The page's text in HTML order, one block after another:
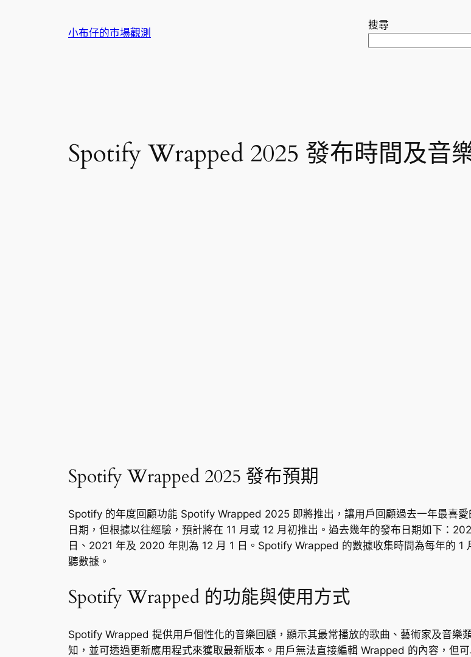
小布仔的市場觀測
搜尋
Spotify Wrapped 2025 發布時間及音
Spotify Wrapped 2025 發布預期
Spotify 的年度回顧功能 Spotify Wrapped 2025 即將推出，讓用戶回顧過去一年最喜
日期，但根據以往經驗，預計將在 11 月或 12 月初推出。過去幾年的發布日期如下：
日、2021 年及 2020 年則為 12 月 1 日。Spotify Wrapped 的數據收集時間為每年的 1
聽數據。
Spotify Wrapped 的功能與使用方式
Spotify Wrapped 提供用戶個性化的音樂回顧，顯示其最常播放的歌曲、藝術家及音
知，並可透過更新應用程式來獲取最新版本。用戶無法直接編輯 Wrapped 的內容，但